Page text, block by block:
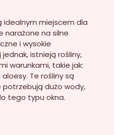
idealnym miejscem dla
narażone na silne
i wysokie
istnieją rośliny,
warunkami, takie jak:
Te rośliny są
potrzebują dużo wody,
tego typu okna.